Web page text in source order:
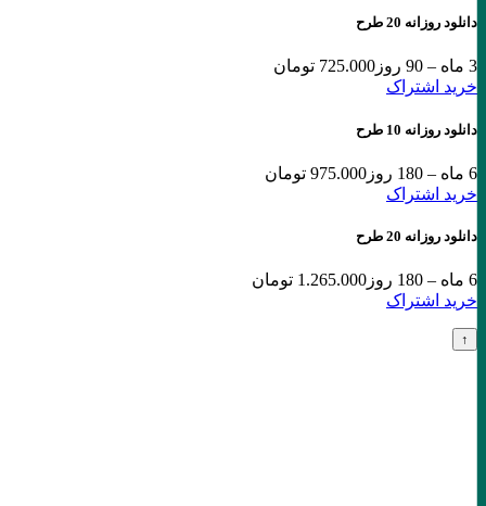
دانلود روزانه 20 طرح
725.000 تومان
خرید اشتراک
دانلود روزانه 10 طرح
975.000 تومان
خرید اشتراک
دانلود روزانه 20 طرح
1.265.000 تومان
خرید اشتراک